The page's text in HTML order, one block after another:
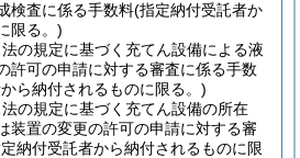
検査に係る手数料(指定納付受託者か
限る。)
の規定に基づく充てん設備による液
許可の申請に対する審査に係る手数
ら納付されるものに限る。)
の規定に基づく充てん設備の所在
装置の変更の許可の申請に対する審
納付受託者から納付されるものに限